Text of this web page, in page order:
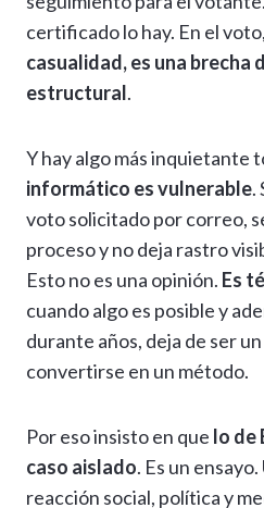
certificado lo hay. En el
casualidad, es una brecha
estructural.
Y hay algo más inquietante
informático es vulnerable.
voto solicitado por correo,
proceso y no deja rastro
Esto no es una opinión. Es
cuando algo es posible y
durante años, deja de ser
convertirse en un método.
Por eso insisto en que lo de
caso aislado. Es un
reacción social, política y